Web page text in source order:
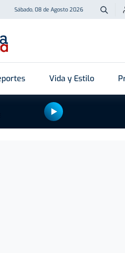
Sábado, 08 de Agosto 2026 Buscar
Vida y Estilo